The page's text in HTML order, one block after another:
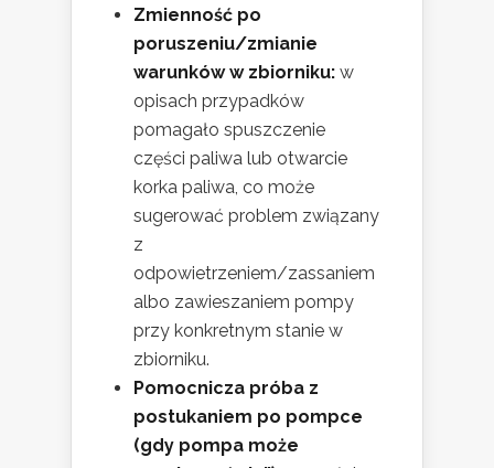
Zmienność po
poruszeniu/zmianie
warunków w zbiorniku: w
opisach przypadków
pomagało spuszczenie
części paliwa lub otwarcie
korka paliwa, co może
sugerować problem związany
z
odpowietrzeniem/zassaniem
albo zawieszaniem pompy
przy konkretnym stanie w
zbiorniku.
Pomocnicza próba z
postukaniem po pompce
(gdy pompa może